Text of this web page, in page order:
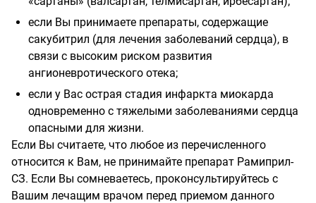
если Вы принимаете препараты, содержащие
сакубитрил (для лечения заболеваний сердца), в
связи с высоким риском развития
ангионевротического отека;
если у Вас острая стадия инфаркта миокарда
одновременно с тяжелыми заболеваниями сердца
опасными для жизни.
Если Вы считаете, что любое из перечисленного
относится к Вам, не принимайте препарат Рамиприл-
СЗ. Если Вы сомневаетесь, проконсультируйтесь с
Вашим лечащим врачом перед приемом данного